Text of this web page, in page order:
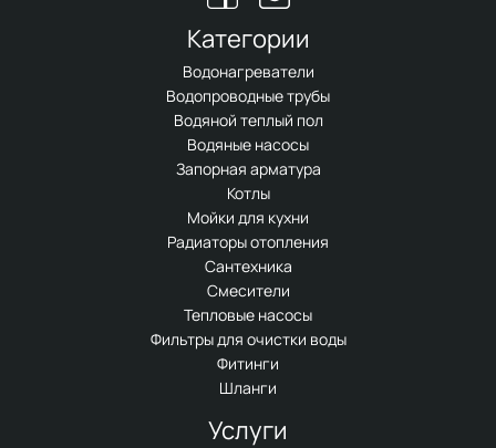
Категории
Водонагреватели
Водопроводные трубы
Водяной теплый пол
Водяные насосы
Запорная арматура
Котлы
Мойки для кухни
Радиаторы отопления
Сантехника
Смесители
Тепловые насосы
Фильтры для очистки воды
Фитинги
Шланги
Услуги